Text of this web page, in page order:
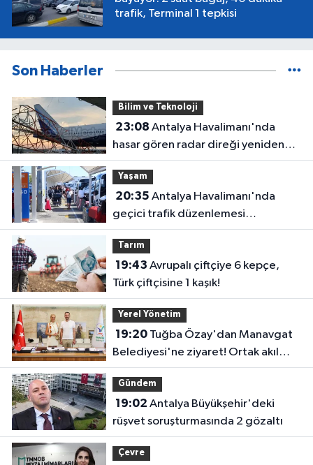
trafik, Terminal 1 tepkisi
Son Haberler
Bilim ve Teknoloji
23:08
hasar gören radar direği yeniden
hizmette
Yaşam
20:35
geçici trafik düzenlemesi
uygulanacak! Yolculara uyarı
Tarım
19:43
Türk çiftçisine 1 kaşık!
Yerel Yönetim
19:20Tuğba Özay'dan Manavgat
Belediyesi'ne ziyaret! Ortak akıl
sürecine destek verdi
Gündem
19:02
rüşvet soruşturmasında 2 gözaltı
Çevre